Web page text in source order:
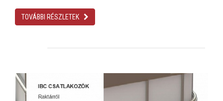
TOVÁBBI RÉSZLETEK